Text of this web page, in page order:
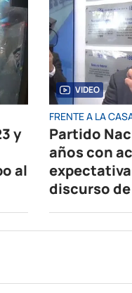
y
al
VIDEO
FRENTE A LA
Partido
años con
discurso